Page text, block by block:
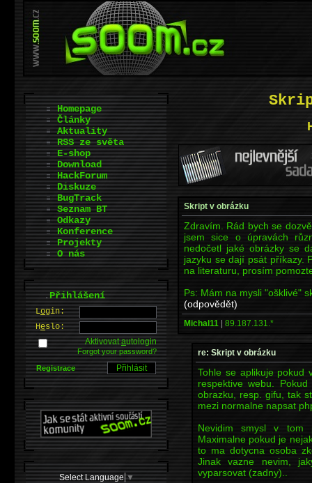
Skript v obrázku
Zdravím. Rád bych se
jsem sice o úpravách
nedočetl jaké obrázky se
jazyku se dají psát příkazy.
na literaturu, prosím
Ps: Mám na mysli "ošklivé"
(odpovědět)
Michal11 | 89.187.131.*
re: Skript v obrázku
Tohle se aplikuje pokud
respektive webu.
obrazku, resp. gifu, tak
mezi normalne napsat
Nevidim smysl v tom
Maximalne pokud je
to ma dotycna osoba
Jinak vazne nevim,
vyparsovat (zadny)..
Homepage
Články
Aktuality
RSS ze světa
E-shop
Download
HackForum
Diskuze
BugTrack
Seznam BT
Odkazy
Konference
Projekty
O nás
.Přihlášení
Login:
Heslo:
Aktivovatautologin
Forgot your password?
Registrace
Select Language ▼